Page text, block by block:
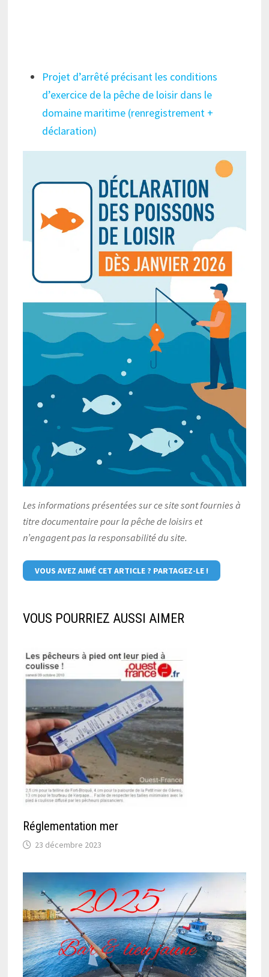
Projet d’arrêté précisant les conditions
d’exercice de la pêche de loisir dans le
domaine maritime (renregistrement +
déclaration)
Les informations présentées sur ce site sont fournies à
titre documentaire pour la pêche de loisirs et
n’engagent pas la responsabilité du site.
VOUS AVEZ AIMÉ CET ARTICLE ? PARTAGEZ-LE !
VOUS POURRIEZ AUSSI AIMER
Réglementation mer
23 décembre 2023